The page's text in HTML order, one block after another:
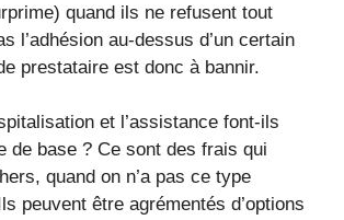
quand ils ne refusent tout
l’adhésion au-dessus d’un certain
prestataire est donc à bannir.
et l’assistance font-ils
de base ? Ce sont des frais qui
quand on n’a pas ce type
peuvent être agrémentés d’options